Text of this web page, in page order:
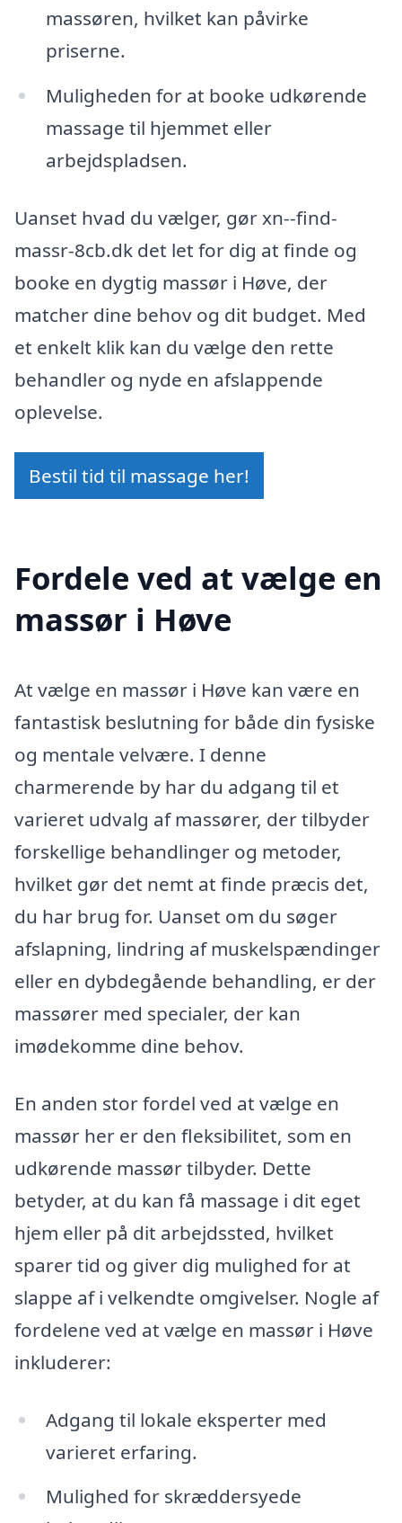
massøren, hvilket kan påvirke
priserne.
Muligheden for at booke udkørende
massage til hjemmet eller
arbejdspladsen.
Uanset hvad du vælger, gør xn--find-
massr-8cb.dk det let for dig at finde og
booke en dygtig massør i Høve, der
matcher dine behov og dit budget. Med
et enkelt klik kan du vælge den rette
behandler og nyde en afslappende
oplevelse.
Bestil tid til massage her!
Fordele ved at vælge en
massør i Høve
At vælge en massør i Høve kan være en
fantastisk beslutning for både din fysiske
og mentale velvære. I denne
charmerende by har du adgang til et
varieret udvalg af massører, der tilbyder
forskellige behandlinger og metoder,
hvilket gør det nemt at finde præcis det,
du har brug for. Uanset om du søger
afslapning, lindring af muskelspændinger
eller en dybdegående behandling, er der
massører med specialer, der kan
imødekomme dine behov.
En anden stor fordel ved at vælge en
massør her er den fleksibilitet, som en
udkørende massør tilbyder. Dette
betyder, at du kan få massage i dit eget
hjem eller på dit arbejdssted, hvilket
sparer tid og giver dig mulighed for at
slappe af i velkendte omgivelser. Nogle af
fordelene ved at vælge en massør i Høve
inkluderer:
Adgang til lokale eksperter med
varieret erfaring.
Mulighed for skræddersyede